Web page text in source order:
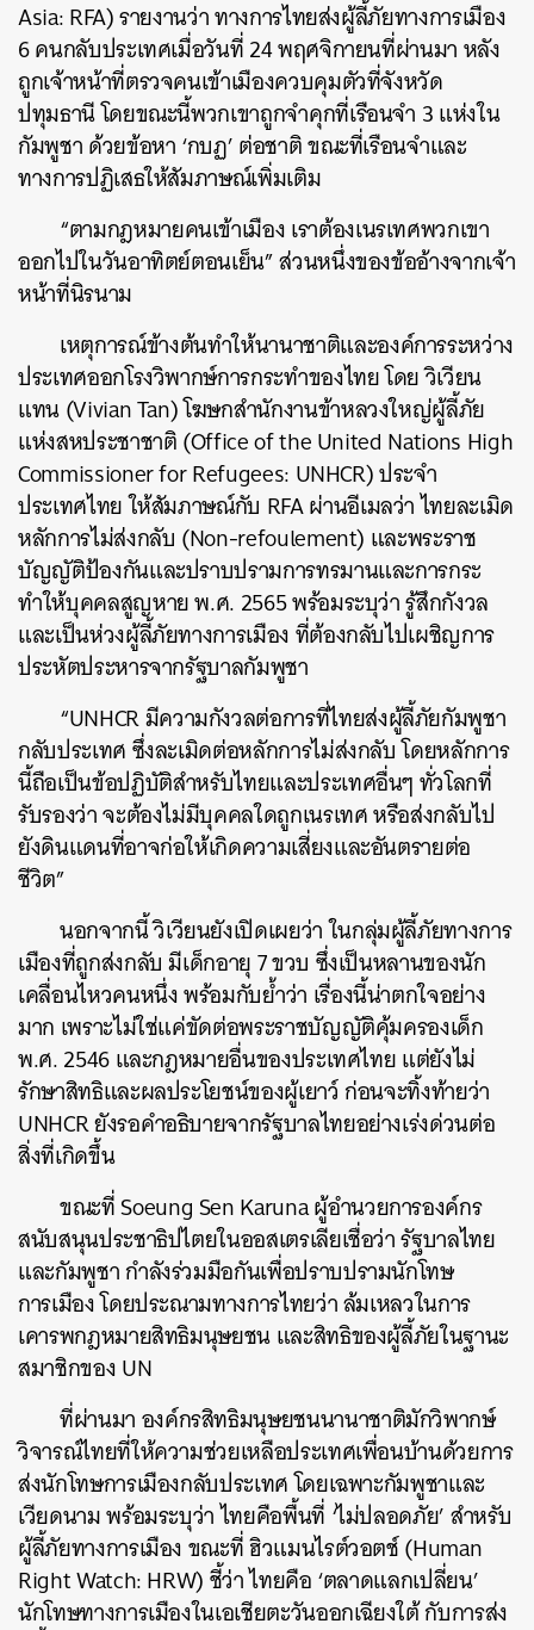
Asia: RFA) รายงานว่า ทางการไทยส่งผู้ลี้ภัยทางการเมือง
6 คนกลับประเทศเมื่อวันที่ 24 พฤศจิกายนที่ผ่านมา หลัง
ถูกเจ้าหน้าที่ตรวจคนเข้าเมืองควบคุมตัวที่จังหวัด
ปทุมธานี โดยขณะนี้พวกเขาถูกจำคุกที่เรือนจำ 3 แห่งใน
กัมพูชา ด้วยข้อหา ‘กบฏ’ ต่อชาติ ขณะที่เรือนจำและ
ทางการปฏิเสธให้สัมภาษณ์เพิ่มเติม
“ตามกฎหมายคนเข้าเมือง เราต้องเนรเทศพวกเขา
ออกไปในวันอาทิตย์ตอนเย็น” ส่วนหนึ่งของข้ออ้างจากเจ้า
หน้าที่นิรนาม
เหตุการณ์ข้างต้นทำให้นานาชาติและองค์การระหว่าง
ประเทศออกโรงวิพากษ์การกระทำของไทย โดย วิเวียน
แทน (Vivian Tan) โฆษกสำนักงานข้าหลวงใหญ่ผู้ลี้ภัย
แห่งสหประชาชาติ (Office of the United Nations High
Commissioner for Refugees: UNHCR) ประจำ
ประเทศไทยให้สัมภาษณ์กับ RFA ผ่านอีเมลว่า ไทยละเมิด
หลักการไม่ส่งกลับ (Non-refoulement) และพระราช
บัญญัติป้องกันและปราบปรามการทรมานและการกระ
ทำให้บุคคลสูญหาย พ.ศ. 2565 พร้อมระบุว่า รู้สึกกังวล
และเป็นห่วงผู้ลี้ภัยทางการเมือง ที่ต้องกลับไปเผชิญการ
ประหัตประหารจากรัฐบาลกัมพูชา
“UNHCR มีความกังวลต่อการที่ไทยส่งผู้ลี้ภัยกัมพูชา
กลับประเทศ ซึ่งละเมิดต่อหลักการไม่ส่งกลับ โดยหลักการ
นี้ถือเป็นข้อปฏิบัติสำหรับไทยและประเทศอื่นๆ ทั่วโลกที่
รับรองว่า จะต้องไม่มีบุคคลใดถูกเนรเทศ หรือส่งกลับไป
ยังดินแดนที่อาจก่อให้เกิดความเสี่ยงและอันตรายต่อ
ชีวิต”
นอกจากนี้ วิเวียนยังเปิดเผยว่า ในกลุ่มผู้ลี้ภัยทางการ
เมืองที่ถูกส่งกลับ มีเด็กอายุ 7 ขวบ ซึ่งเป็นหลานของนัก
เคลื่อนไหวคนหนึ่ง พร้อมกับย้ำว่า เรื่องนี้น่าตกใจอย่าง
มาก เพราะไม่ใช่แค่ขัดต่อพระราชบัญญัติคุ้มครองเด็ก
พ.ศ. 2546 และกฎหมายอื่นของประเทศไทย แต่ยังไม่
รักษาสิทธิและผลประโยชน์ของผู้เยาว์ ก่อนจะทิ้งท้ายว่า
UNHCR ยังรอคำอธิบายจากรัฐบาลไทยอย่างเร่งด่วนต่อ
สิ่งที่เกิดขึ้น
ขณะที่ Soeung Sen Karuna ผู้อำนวยการองค์กร
สนับสนุนประชาธิปไตยในออสเตรเลียเชื่อว่า รัฐบาลไทย
และกัมพูชา กำลังร่วมมือกันเพื่อปราบปรามนักโทษ
การเมือง โดยประณามทางการไทยว่า ล้มเหลวในการ
เคารพกฎหมายสิทธิมนุษยชน และสิทธิของผู้ลี้ภัยในฐานะ
สมาชิกของ UN
ที่ผ่านมา องค์กรสิทธิมนุษยชนนานาชาติมักวิพากษ์
วิจารณ์ไทยที่ให้ความช่วยเหลือประเทศเพื่อนบ้านด้วยการ
ส่งนักโทษการเมืองกลับประเทศ โดยเฉพาะกัมพูชาและ
เวียดนาม พร้อมระบุว่า ไทยคือพื้นที่ ‘ไม่ปลอดภัย’ สำหรับ
ผู้ลี้ภัยทางการเมือง ขณะที่ ฮิวแมนไรต์วอตช์(Human
Right Watch: HRW) ชี้ว่า ไทยคือ ‘ตลาดแลกเปลี่ยน’
นักโทษทางการเมืองในเอเชียตะวันออกเฉียงใต้ กับการส่ง
ค้นหา
SHARE TWEET LINE EMAIL